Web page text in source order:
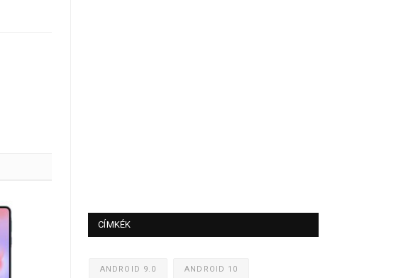
CÍMKÉK
ANDROID 9.0 ANDROID 10